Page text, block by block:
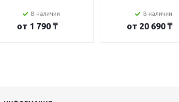
В наличии
от 1 790 ₸
В наличии
от 20 690 ₸